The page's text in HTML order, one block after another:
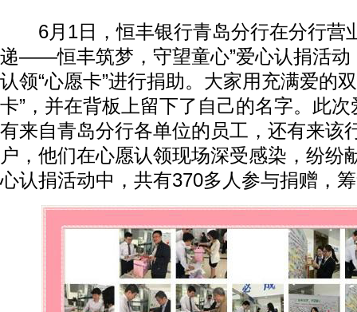
6月1日，恒丰银行青岛分行在分行营
递——恒丰筑梦，守望童心”爱心认捐活动
认领“心愿卡”进行捐助。大家用充满爱的
卡”，并在背板上留下了自己的名字。此
有来自青岛分行各单位的员工，还有来该
户，他们在心愿认领现场深受感染，纷纷
心认捐活动中，共有370多人参与捐赠，